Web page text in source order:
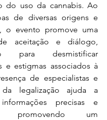
do uso da cannabis. Ao
de diversas origens e
o evento promove uma
aceitação e diálogo,
para desmistificar
e estigmas associados à
de especialistas e
da legalização ajuda a
precisas e
promovendo um